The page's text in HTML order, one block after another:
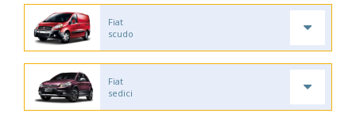
Fiat
scudo
Fiat
sedici